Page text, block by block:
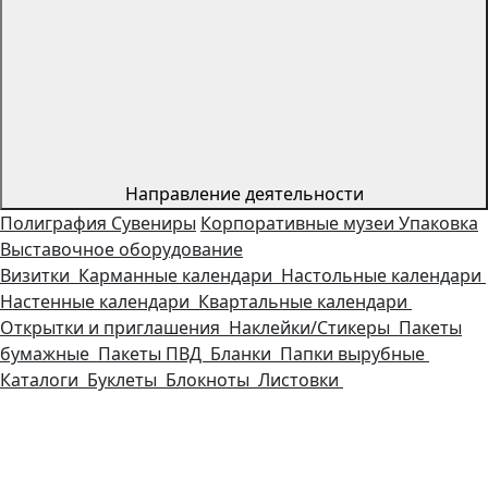
Направление деятельности
Полиграфия Сувениры Корпоративные музеи Упаковка
Выставочное оборудование
Визитки Карманные календари Настольные календари
Настенные календари Квартальные календари
Открытки и приглашения Наклейки/Стикеры Пакеты
бумажные Пакеты ПВД Бланки Папки вырубные
Каталоги Буклеты Блокноты Листовки